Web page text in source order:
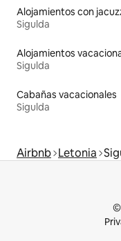
Alojamientos con
Sigulda
Sigulda
Cabañas vacacionales
Sigulda
Airbnb Letonia
©